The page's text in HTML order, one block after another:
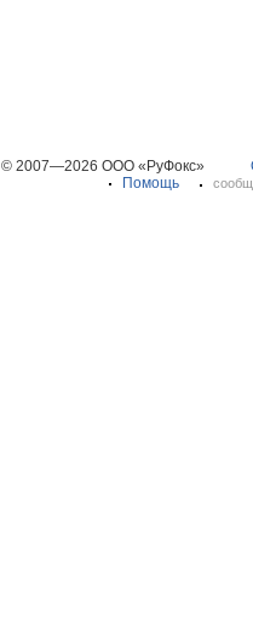
© 2007—2026 ООО «РуФокс»
Помощь